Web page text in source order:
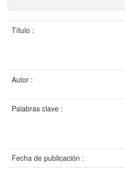
Título :
Autor :
Palabras clave :
Fecha de publicación :